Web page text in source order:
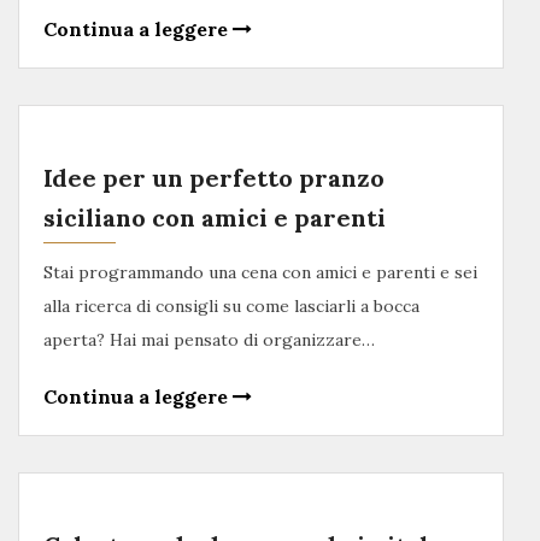
Continua a leggere
Idee per un perfetto pranzo
siciliano con amici e parenti
Stai programmando una cena con amici e parenti e sei
alla ricerca di consigli su come lasciarli a bocca
aperta? Hai mai pensato di organizzare…
Continua a leggere